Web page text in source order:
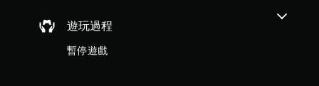
顆
遊玩過程
暫停遊戲